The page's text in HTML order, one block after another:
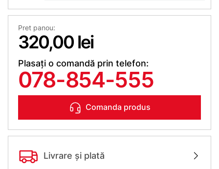
Pret panou:
320,00 lei
Plasați o comandă prin telefon:
078-854-555
Comanda produs
Livrare și plată